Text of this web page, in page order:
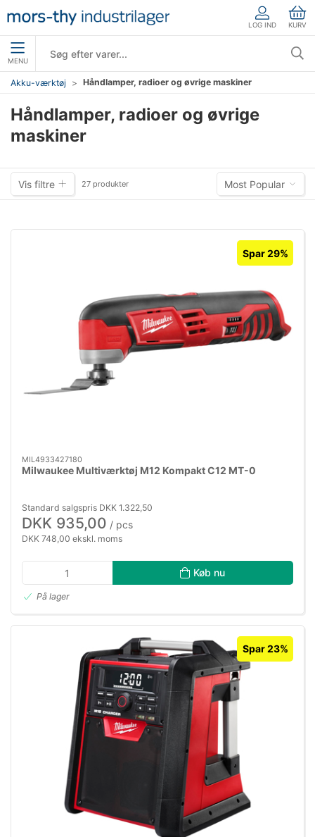
LOG IND KURV
MENU
Akku-værktøj Håndlamper, radioer og øvrige maskiner
Håndlamper, radioer og øvrige
maskiner
Vis filtre 27 produkter Most Popular
Spar 29%
MIL4933427180
Milwaukee Multiværktøj M12 Kompakt C12 MT-0
Standard salgspris DKK 1.322,50
DKK 935,00 / pcs
DKK 748,00 ekskl. moms
Køb nu
På lager
Spar 23%